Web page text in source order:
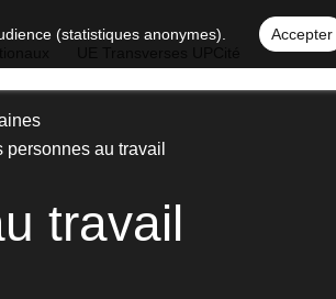
(statistiques anonymes). Accepter
personnes au travail
travail